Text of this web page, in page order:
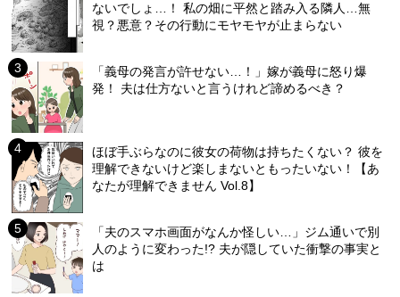
ないでしょ…！ 私の畑に平然と踏み入る隣人…無
視？悪意？その行動にモヤモヤが止まらない
「義母の発言が許せない…！」嫁が義母に怒り爆
発！ 夫は仕方ないと言うけれど諦めるべき？
ほぼ手ぶらなのに彼女の荷物は持ちたくない？ 彼を
理解できないけど楽しまないともったいない！【あ
なたが理解できません Vol.8】
「夫のスマホ画面がなんか怪しい…」ジム通いで別
人のように変わった!? 夫が隠していた衝撃の事実と
は